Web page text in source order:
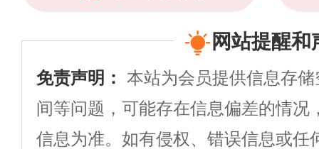
网站提醒和
免责声明： 本站为会员提供信息存
间等问题，可能存在信息偏差的情况
信息为准。如有侵权、错误信息或任